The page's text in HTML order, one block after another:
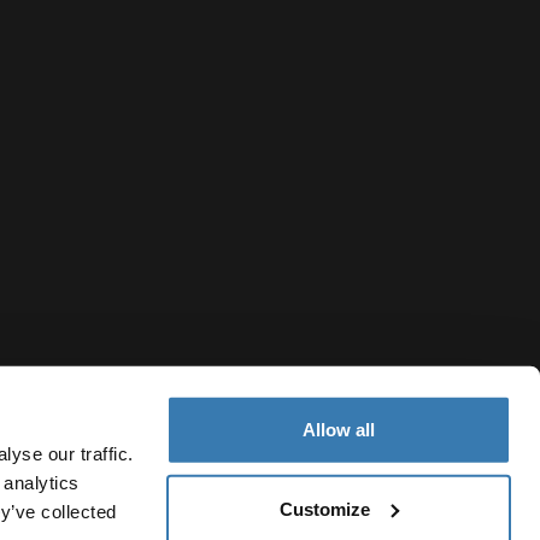
our traffic.
collected
Allow all
Customize
Cookiepolitik Cookie-indstillinger Current market/